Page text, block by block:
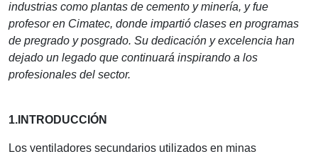
industrias como plantas de cemento y minería, y fue
profesor en Cimatec, donde impartió clases en programas
de pregrado y posgrado. Su dedicación y excelencia han
dejado un legado que continuará inspirando a los
profesionales del sector.
1.INTRODUCCIÓN
Los ventiladores secundarios utilizados en minas